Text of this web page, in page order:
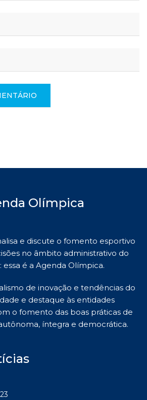
Olímpica
e discute o fomento esportivo
no âmbito administrativo do
é a Agenda Olímpica.
de inovação e tendências do
e destaque às entidades
o fomento das boas práticas de
íntegra e democrática.